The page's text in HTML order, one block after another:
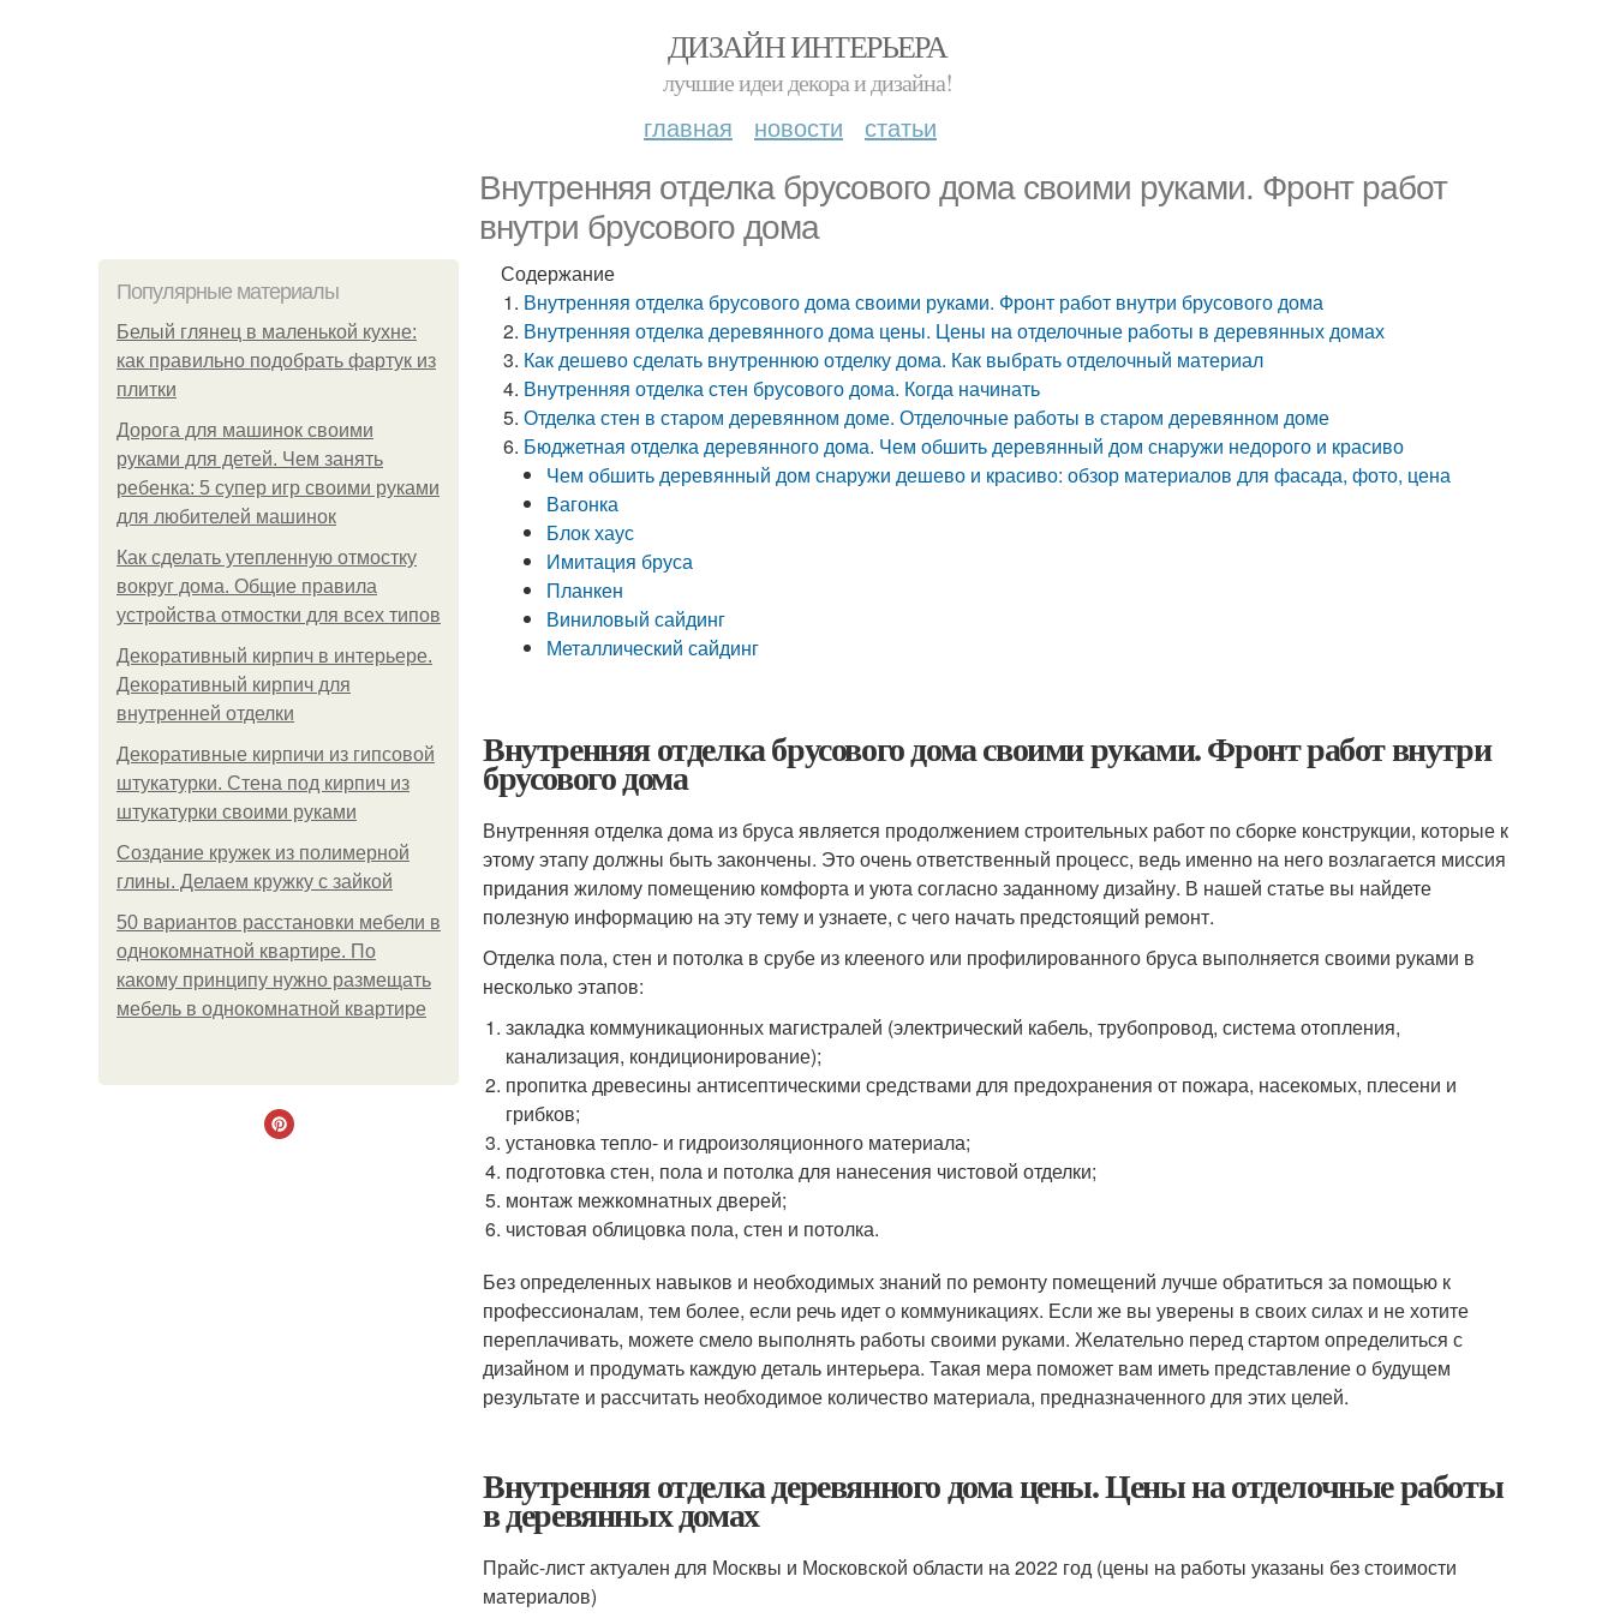
ДИЗАЙН ИНТЕРЬЕРА
лучшие идеи декора и дизайна!
главная новости статьи
Внутренняя отделка брусового дома своими руками. Фронт работ
внутри брусового дома
Популярные материалы
Белый глянец в маленькой кухне:
как правильно подобрать фартук из
плитки
Дорога для машинок своими
руками для детей. Чем занять
ребенка: 5 супер игр своими руками
для любителей машинок
Как сделать утепленную отмостку
вокруг дома. Общие правила
устройства отмостки для всех типов
Декоративный кирпич в интерьере.
Декоративный кирпич для
внутренней отделки
Декоративные кирпичи из гипсовой
штукатурки. Стена под кирпич из
штукатурки своими руками
Создание кружек из полимерной
глины. Делаем кружку с зайкой
50 вариантов расстановки мебели в
однокомнатной квартире. По
какому принципу нужно размещать
мебель в однокомнатной квартире
Содержание
Внутренняя отделка брусового дома своими руками. Фронт работ внутри брусового дома
Внутренняя отделка деревянного дома цены. Цены на отделочные работы в деревянных домах
Как дешево сделать внутреннюю отделку дома. Как выбрать отделочный материал
Внутренняя отделка стен брусового дома. Когда начинать
Отделка стен в старом деревянном доме. Отделочные работы в старом деревянном доме
Бюджетная отделка деревянного дома. Чем обшить деревянный дом снаружи недорого и красиво
Чем обшить деревянный дом снаружи дешево и красиво: обзор материалов для фасада, фото, цена
Вагонка
Блок хаус
Имитация бруса
Планкен
Виниловый сайдинг
Металлический сайдинг
Внутренняя отделка брусового дома своими руками. Фронт работ внутри
брусового дома
Внутренняя отделка дома из бруса является продолжением строительных работ по сборке конструкции, которые к
этому этапу должны быть закончены. Это очень ответственный процесс, ведь именно на него возлагается миссия
придания жилому помещению комфорта и уюта согласно заданному дизайну. В нашей статье вы найдете
полезную информацию на эту тему и узнаете, с чего начать предстоящий ремонт.
Отделка пола, стен и потолка в срубе из клееного или профилированного бруса выполняется своими руками в
несколько этапов:
закладка коммуникационных магистралей (электрический кабель, трубопровод, система отопления,
канализация, кондиционирование);
пропитка древесины антисептическими средствами для предохранения от пожара, насекомых, плесени и
грибков;
установка тепло- и гидроизоляционного материала;
подготовка стен, пола и потолка для нанесения чистовой отделки;
монтаж межкомнатных дверей;
чистовая облицовка пола, стен и потолка.
Без определенных навыков и необходимых знаний по ремонту помещений лучше обратиться за помощью к
профессионалам, тем более, если речь идет о коммуникациях. Если же вы уверены в своих силах и не хотите
переплачивать, можете смело выполнять работы своими руками. Желательно перед стартом определиться с
дизайном и продумать каждую деталь интерьера. Такая мера поможет вам иметь представление о будущем
результате и рассчитать необходимое количество материала, предназначенного для этих целей.
Внутренняя отделка деревянного дома цены. Цены на отделочные работы
в деревянных домах
Прайс-лист актуален для Москвы и Московской области на 2022 год (цены на работы указаны без стоимости
материалов)